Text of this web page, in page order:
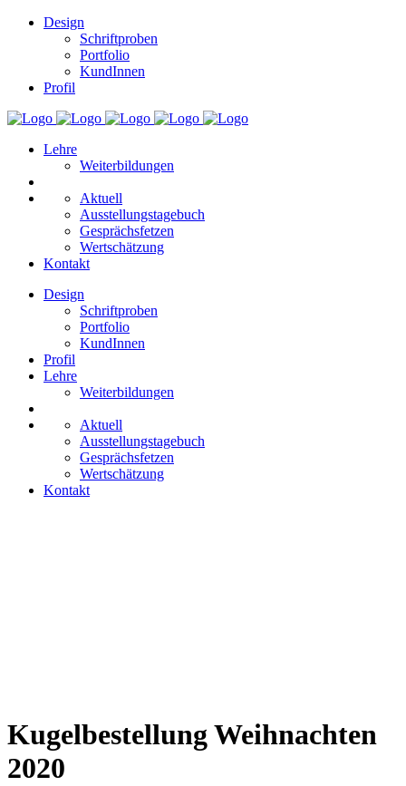
Design
Schriftproben
Portfolio
KundInnen
Profil
Lehre
Weiterbildungen
Aktuell
Ausstellungstagebuch
Gesprächsfetzen
Wertschätzung
Kontakt
Design
Schriftproben
Portfolio
KundInnen
Profil
Lehre
Weiterbildungen
Aktuell
Ausstellungstagebuch
Gesprächsfetzen
Wertschätzung
Kontakt
Kugelbestellung Weihnachten
2020